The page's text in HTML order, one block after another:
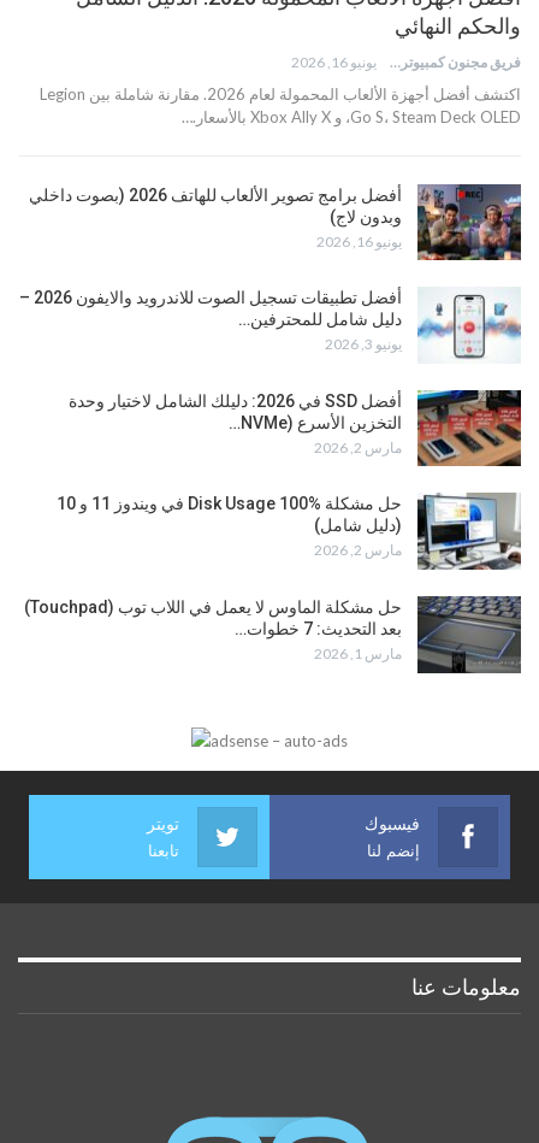
والحكم النهائي
فريق مجنون كمبيوتر يونيو 16, 2026
اكتشف أفضل أجهزة الألعاب المحمولة لعام 2026. مقارنة شاملة بين Legion
Go S، Steam Deck OLED، و Xbox Ally X بالأسعار.…
أفضل برامج تصوير الألعاب للهاتف 2026 (بصوت داخلي
وبدون لاج)
يونيو 16, 2026
أفضل تطبيقات تسجيل الصوت للاندرويد والايفون 2026 –
دليل شامل للمحترفين…
يونيو 3, 2026
أفضل SSD في 2026: دليلك الشامل لاختيار وحدة
التخزين الأسرع (NVMe…
مارس 2, 2026
حل مشكلة Disk Usage 100% في ويندوز 11 و 10
(دليل شامل)
مارس 2, 2026
حل مشكلة الماوس لا يعمل في اللاب توب (Touchpad)
بعد التحديث: 7 خطوات…
مارس 1, 2026
فيسبوك
إنضم لنا
تويتر
تابعنا
معلومات عنا